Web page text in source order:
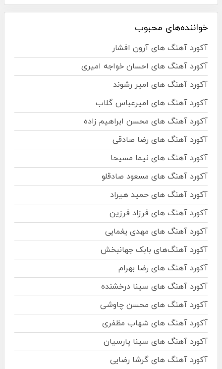
خواننده‌های محبوب
آکورد آهنگ های آرون افشار
آکورد آهنگ های احسان خواجه امیری
آکورد آهنگ های امیر رشوند
آکورد آهنگ های امیرعباس گلاب
آکورد آهنگ های محسن ابراهیم زاده
آکورد آهنگ های رضا صادقی
آکورد آهنگ های نیما مسیحا
آکورد آهنگ های مسعود صادقلو
آکورد آهنگ های حمید هیراد
آکورد آهنگ های فرزاد فرزین
آکورد آهنگ های مهدی یغمایی
آکورد آهنگ‌های بابک جهانبخش
آکورد آهنگ های رضا بهرام
آکورد آهنگ های سینا درخشنده
آکورد آهنگ های محسن چاوشی
آکورد آهنگ های شهاب مظفری
آکورد آهنگ های سینا پارسیان
آکورد آهنگ های گرشا رضایی